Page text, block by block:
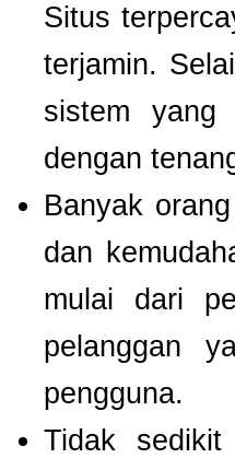
Situs
terjamin.
sistem yang
dengan
Banyak
dan
mulai dari
pelanggan
pengguna.
Tidak